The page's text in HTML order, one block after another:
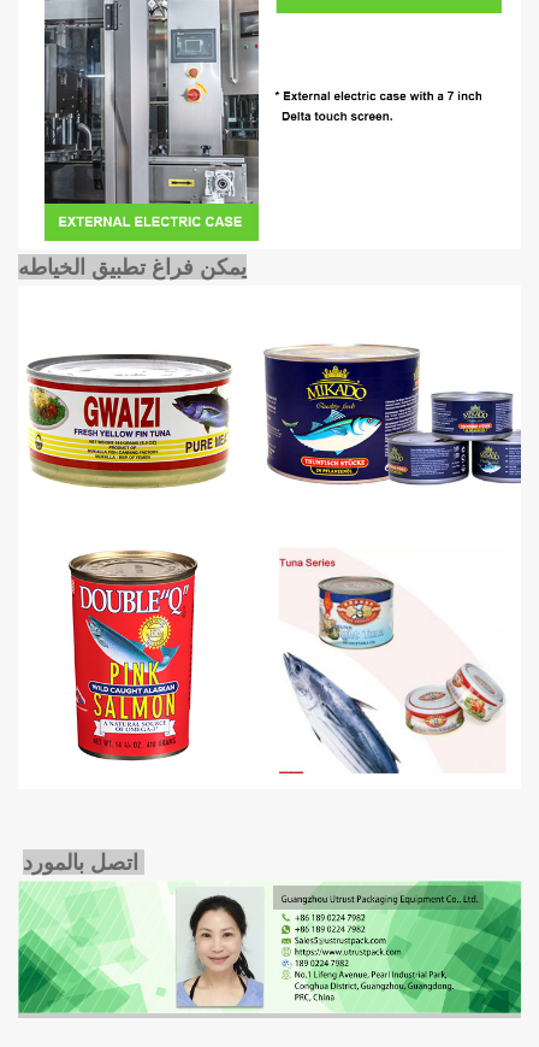
يمكن فراغ تطبيق الخياطه